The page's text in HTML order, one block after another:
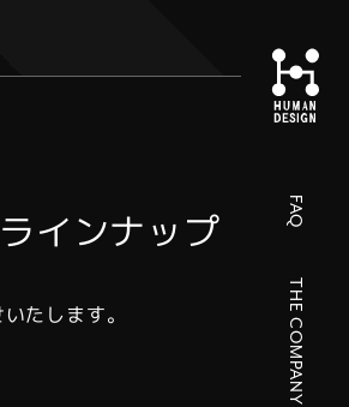
インナップ
たします。
FAQ
THE COMPANY